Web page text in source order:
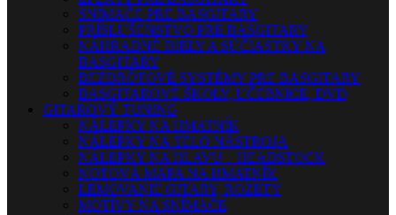
SNÍMAČE PRE BASGITARY
PRÍSLUŠENSTVO PRE BASGITARY
NÁHRADNÉ DIELY A SÚČIASTKY NA
BASGITARY
BEZDRÔTOVÉ SYSTÉMY PRE BASGITARY
BASGITAROVÉ ŠKOLY, UČEBNICE, DVD
GITAROVÝ TUNING
NÁLEPKY NA HMATNÍK
NÁLEPKY NA TELO NÁSTROJA
NÁLEPKY NA HLAVU – HEADSTOCK
NOTOVÁ MAPA NA HMATNÍK
LEMOVANIE GITARY, ROZETY
MOTÍVY NA SNÍMAČE